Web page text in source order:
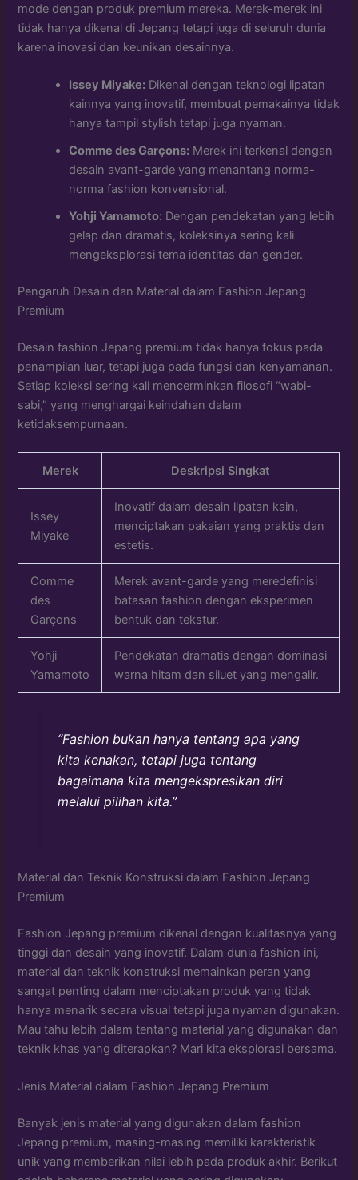
mode dengan produk premium mereka. Merek-merek ini
tidak hanya dikenal di Jepang tetapi juga di seluruh dunia
karena inovasi dan keunikan desainnya.
Issey Miyake: Dikenal dengan teknologi lipatan
kainnya yang inovatif, membuat pemakainya tidak
hanya tampil stylish tetapi juga nyaman.
Comme des Garçons: Merek ini terkenal dengan
desain avant-garde yang menantang norma-
norma fashion konvensional.
Yohji Yamamoto: Dengan pendekatan yang lebih
gelap dan dramatis, koleksinya sering kali
mengeksplorasi tema identitas dan gender.
Pengaruh Desain dan Material dalam Fashion Jepang
Premium
Desain fashion Jepang premium tidak hanya fokus pada
penampilan luar, tetapi juga pada fungsi dan kenyamanan.
Setiap koleksi sering kali mencerminkan filosofi “wabi-
sabi,” yang menghargai keindahan dalam
ketidaksempurnaan.
Merek Deskripsi Singkat
Issey
Miyake
Inovatif dalam desain lipatan kain,
menciptakan pakaian yang praktis dan
estetis.
Comme
des
Garçons
Merek avant-garde yang meredefinisi
batasan fashion dengan eksperimen
bentuk dan tekstur.
Yohji
Yamamoto
Pendekatan dramatis dengan dominasi
warna hitam dan siluet yang mengalir.
“Fashion bukan hanya tentang apa yang
kita kenakan, tetapi juga tentang
bagaimana kita mengekspresikan diri
melalui pilihan kita.”
Material dan Teknik Konstruksi dalam Fashion Jepang
Premium
Fashion Jepang premium dikenal dengan kualitasnya yang
tinggi dan desain yang inovatif. Dalam dunia fashion ini,
material dan teknik konstruksi memainkan peran yang
sangat penting dalam menciptakan produk yang tidak
hanya menarik secara visual tetapi juga nyaman digunakan.
Mau tahu lebih dalam tentang material yang digunakan dan
teknik khas yang diterapkan? Mari kita eksplorasi bersama.
Jenis Material dalam Fashion Jepang Premium
Banyak jenis material yang digunakan dalam fashion
Jepang premium, masing-masing memiliki karakteristik
unik yang memberikan nilai lebih pada produk akhir. Berikut